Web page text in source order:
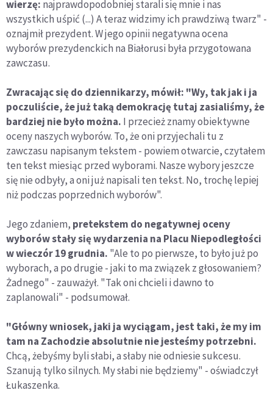
wierzę: najprawdopodobniej starali się mnie i nas
wszystkich uśpić (...) A teraz widzimy ich prawdziwą twarz" -
oznajmił prezydent. W jego opinii negatywna ocena
wyborów prezydenckich na Białorusi była przygotowana
zawczasu.
Zwracając się do dziennikarzy, mówił: "Wy, tak jak i ja
poczuliście, że już taką demokrację tutaj zasialiśmy, że
bardziej nie było można. I przecież znamy obiektywne
oceny naszych wyborów. To, że oni przyjechali tu z
zawczasu napisanym tekstem - powiem otwarcie, czytałem
ten tekst miesiąc przed wyborami. Nasze wybory jeszcze
się nie odbyły, a oni już napisali ten tekst. No, trochę lepiej
niż podczas poprzednich wyborów".
Jego zdaniem, pretekstem do negatywnej oceny
wyborów stały się wydarzenia na Placu Niepodległości
w wieczór 19 grudnia. "Ale to po pierwsze, to było już po
wyborach, a po drugie - jaki to ma związek z głosowaniem?
Żadnego" - zauważył. "Tak oni chcieli i dawno to
zaplanowali" - podsumował.
"Główny wniosek, jaki ja wyciągam, jest taki, że my im
tam na Zachodzie absolutnie nie jesteśmy potrzebni.
Chcą, żebyśmy byli słabi, a słaby nie odniesie sukcesu.
Szanują tylko silnych. My słabi nie będziemy" - oświadczył
Łukaszenka.